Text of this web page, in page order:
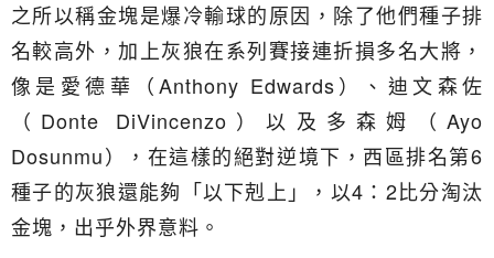
之所以稱金塊是爆冷輸球的原因，除了他們種子排
名較高外，加上灰狼在系列賽接連折損多名大將，
像是愛德華（Anthony Edwards）、迪文森佐
（Donte DiVincenzo）以及多森姆（Ayo
Dosunmu），在這樣的絕對逆境下，西區排名第6
種子的灰狼還能夠「以下剋上」，以4：2比分淘汰
金塊，出乎外界意料。